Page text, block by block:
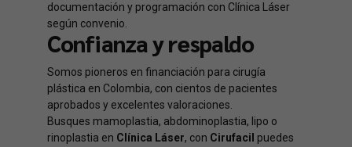
documentación y programación con Clínica Láser
según convenio.
Confianza y respaldo
Somos pioneros en financiación para cirugía
plástica en Colombia, con cientos de pacientes
aprobados y excelentes valoraciones.
Busques mamoplastia, abdominoplastia, lipo o
rinoplastia en Clínica Láser, con Cirufacil puedes